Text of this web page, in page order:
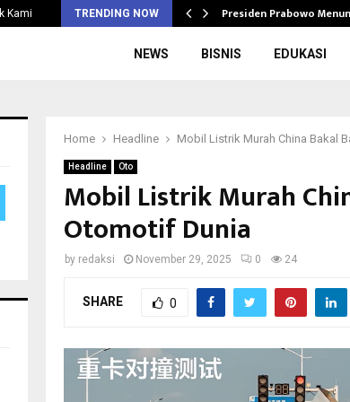
Kami TRENDING NOW
Pengadaan… Presiden Prabowo
NEWS BISNIS EDUKASI
Home Headline Mobil Listrik Murah China Bakal
Headline Oto
Mobil Listrik Murah
Otomotif Dunia
by redaksi November 29, 2025 0 24
SHARE 0